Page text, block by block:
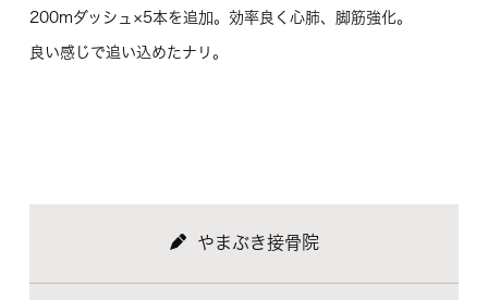
200mダッシュ×5本を追加。効率良く心肺、脚筋強化。
良い感じで追い込めたナリ。
やまぶき接骨院